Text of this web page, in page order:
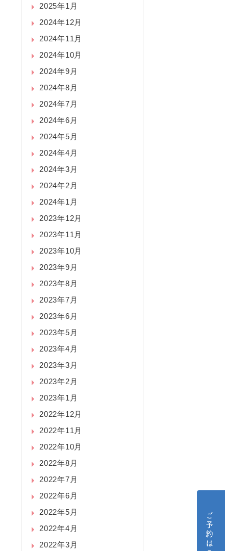
2025年1月
2024年12月
2024年11月
2024年10月
2024年9月
2024年8月
2024年7月
2024年6月
2024年5月
2024年4月
2024年3月
2024年2月
2024年1月
2023年12月
2023年11月
2023年10月
2023年9月
2023年8月
2023年7月
2023年6月
2023年5月
2023年4月
2023年3月
2023年2月
2023年1月
2022年12月
2022年11月
2022年10月
2022年8月
2022年7月
2022年6月
2022年5月
2022年4月
2022年3月